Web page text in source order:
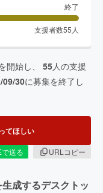
終了
支援者数55 人
開始し、 55人の支援
09/30に募集を終了し
てほしい
送る
URLコピー
成するデスクトッ